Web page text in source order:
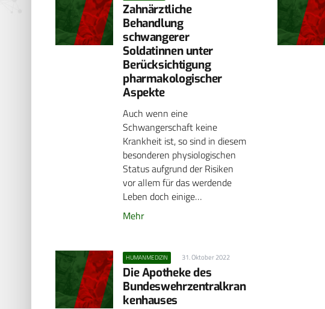
Zahnärztliche
Behandlung
schwangerer
Soldatinnen un­ter
Berücksichtigung
pharmakologischer
Aspekte
Auch wenn eine
Schwangerschaft keine
Krankheit ist, so sind in diesem
besonderen physiologischen
Status aufgrund der Risiken
vor allem für das werdende
Leben doch einige…
Mehr
HUMANMEDIZIN 31. Oktober 2022
Die Apotheke des
Bundeswehrzentralkran
kenhauses